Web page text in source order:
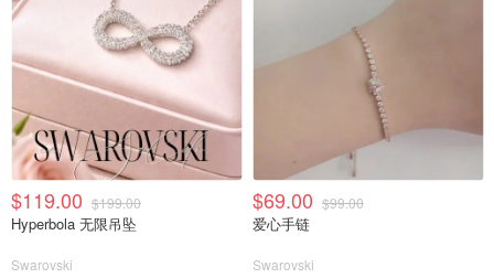
$119.00 $199.00
Hyperbola 无限吊坠
Swarovski
$69.00 $99.00
爱心手链
Swarovski